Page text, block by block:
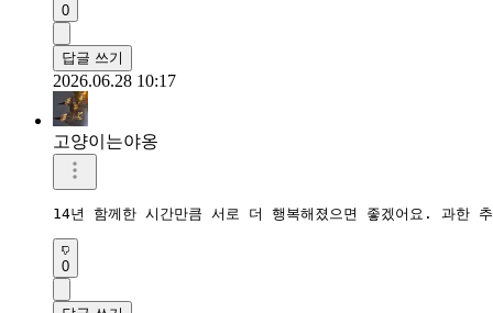
0
답글 쓰기
2026.06.28 10:17
고양이는야옹
14년 함께한 시간만큼 서로 더 행복해졌으면 좋겠어요. 과한
0